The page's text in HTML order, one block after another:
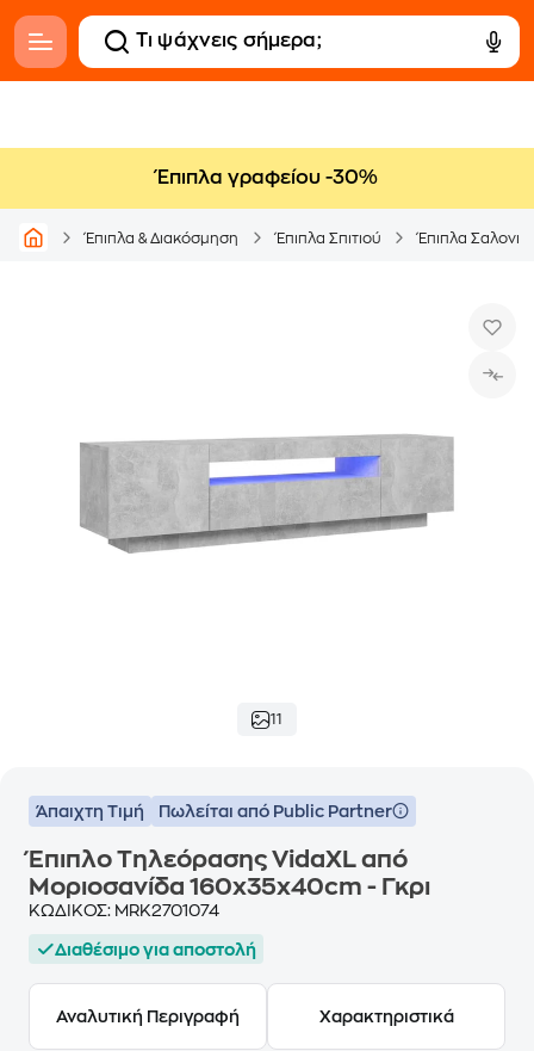
Έπιπλα γραφείου -30%
Έπιπλα & Διακόσμηση Έπιπλα Σπιτιού Έπιπλα
11
Άπαιχτη Τιμή Πωλείται από Public Partner
Έπιπλο Τηλεόρασης VidaXL από
Μοριοσανίδα 160x35x40cm - Γκρι
ΚΩΔΙΚΟΣ: MRK2701074
Διαθέσιμο για αποστολή
Αναλυτική Περιγραφή Χαρακτηριστικά